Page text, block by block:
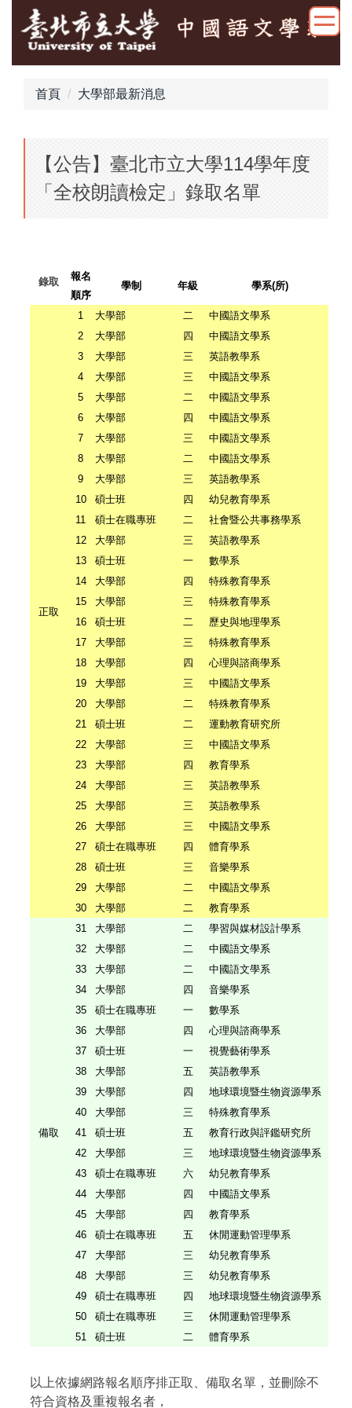
要
首頁 大學部最新消息
【公告】臺北市立大學114學年度
「全校朗讀檢定」錄取名單
錄取
報名
順序
學制 年級 學系(所)
正取
1 大學部 二 中國語文學系
2
大學部 四 中國語文學系
3
大學部 三 英語教學系
4
大學部 三 中國語文學系
5
大學部 二 中國語文學系
6
大學部 四 中國語文學系
7
大學部 三 中國語文學系
8
大學部 二 中國語文學系
9
大學部 三 英語教學系
10
碩士班 四 幼兒教育學系
11
碩士在職專班 二 社會暨公共事務學系
12
大學部 三 英語教學系
13
碩士班 一 數學系
14
大學部 四 特殊教育學系
15
大學部 三 特殊教育學系
16
碩士班 二 歷史與地理學系
17
大學部 三 特殊教育學系
18
大學部 四 心理與諮商學系
19
大學部 三 中國語文學系
20
大學部 二 特殊教育學系
21
碩士班 二 運動教育研究所
22
大學部 三 中國語文學系
23
大學部 四 教育學系
24
大學部 三 英語教學系
25
大學部 三 英語教學系
26
大學部 三 中國語文學系
27
碩士在職專班 四 體育學系
28
碩士班 三 音樂學系
29
大學部 二 中國語文學系
30
大學部 二 教育學系
備取
31 大學部 二 學習與媒材設計學系
32
大學部 二 中國語文學系
33
大學部 二 中國語文學系
34
大學部 四 音樂學系
35
碩士在職專班 一 數學系
36
大學部 四 心理與諮商學系
37
碩士班 一 視覺藝術學系
38
大學部 五 英語教學系
39
大學部 四 地球環境暨生物資源學系
40
大學部 三 特殊教育學系
41
碩士班 五 教育行政與評鑑研究所
42
大學部 三 地球環境暨生物資源學系
43
碩士在職專班 六 幼兒教育學系
44
大學部 四 中國語文學系
45
大學部 四 教育學系
46
碩士在職專班 五 休閒運動管理學系
47
大學部 三 幼兒教育學系
48
大學部 三 幼兒教育學系
49
碩士在職專班 四 地球環境暨生物資源學系
50
碩士在職專班 三 休閒運動管理學系
51
碩士班 二 體育學系
以上依據網路報名順序排正取、備取名單，並刪除不
符合資格及重複報名者，